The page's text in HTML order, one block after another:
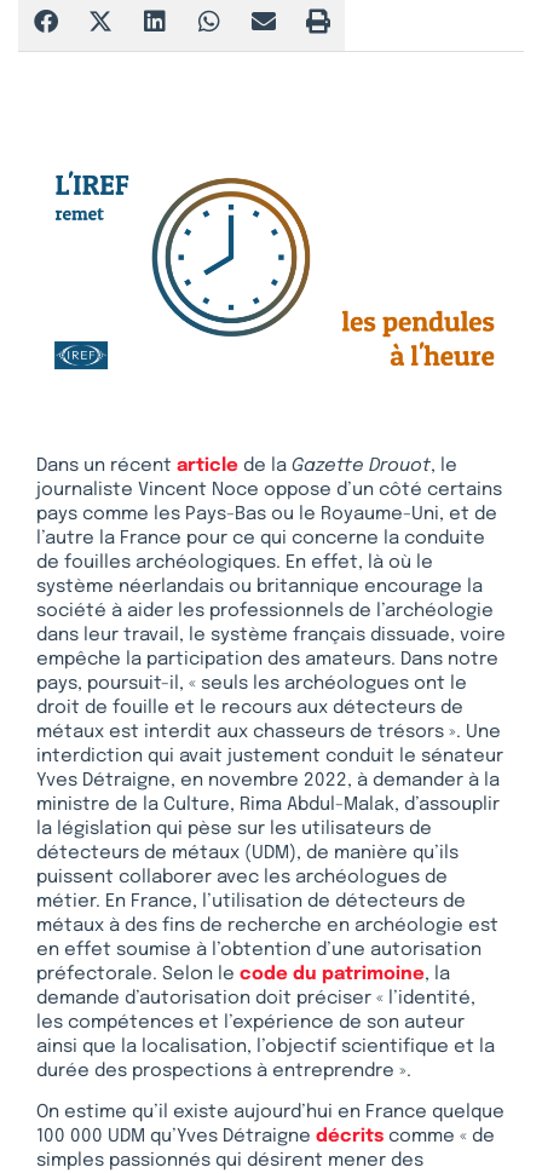
Dans un récent article de la Gazette Drouot, le
journaliste Vincent Noce oppose d’un côté certains
pays comme les Pays-Bas ou le Royaume-Uni, et de
l’autre la France pour ce qui concerne la conduite
de fouilles archéologiques. En effet, là où le
système néerlandais ou britannique encourage la
société à aider les professionnels de l’archéologie
dans leur travail, le système français dissuade, voire
empêche la participation des amateurs. Dans notre
pays, poursuit-il, « seuls les archéologues ont le
droit de fouille et le recours aux détecteurs de
métaux est interdit aux chasseurs de trésors ». Une
interdiction qui avait justement conduit le sénateur
Yves Détraigne, en novembre 2022, à demander à la
ministre de la Culture, Rima Abdul-Malak, d’assouplir
la législation qui pèse sur les utilisateurs de
détecteurs de métaux (UDM), de manière qu’ils
puissent collaborer avec les archéologues de
métier. En France, l’utilisation de détecteurs de
métaux à des fins de recherche en archéologie est
en effet soumise à l’obtention d’une autorisation
préfectorale. Selon le code du patrimoine, la
demande d’autorisation doit préciser « l’identité,
les compétences et l’expérience de son auteur
ainsi que la localisation, l’objectif scientifique et la
durée des prospections à entreprendre ».
On estime qu’il existe aujourd’hui en France quelque
100 000 UDM qu’Yves Détraigne décrits comme « de
simples passionnés qui désirent mener des